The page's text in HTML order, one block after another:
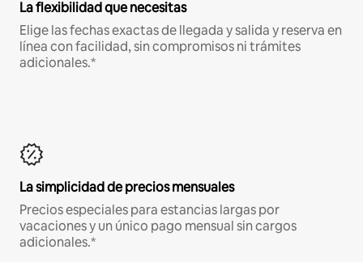
La flexibilidad que necesitas
Elige las fechas exactas de llegada y salida y reserva en
línea con facilidad, sin compromisos ni trámites
adicionales.*
La simplicidad de precios mensuales
Precios especiales para estancias largas por
vacaciones y un único pago mensual sin cargos
adicionales.*